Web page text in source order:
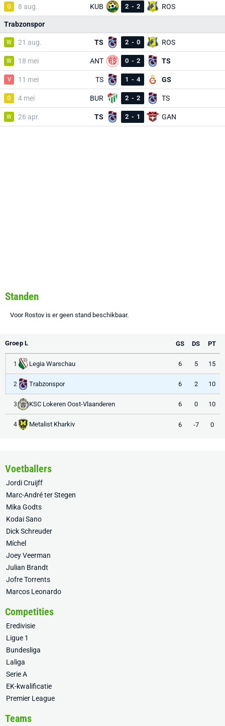
G 8 aug. KUB 2 - 2 ROS
Trabzonspor
W 21 aug. TS 2 - 0 ROS
W 18 mei ANT 0 - 2 TS
V 11 mei TS 1 - 4 GS
G 4 mei BUR 2 - 2 TS
W 26 apr. TS 2 - 1 GAN
Standen
Voor Rostov is er geen stand beschikbaar.
Groep L GS DS PT
1 Legia Warschau 6 5 15
2 Trabzonspor 6 2 10
3 KSC Lokeren Oost-Vlaanderen 6 0 10
4 Metalist Kharkiv 6 -7 0
Voetballers
Jordi Cruijff
Marc-André ter Stegen
Mika Godts
Kodai Sano
Dick Schreuder
Míchel
Joey Veerman
Julian Brandt
Jofre Torrents
Marcos Leonardo
Competities
Eredivisie
Ligue 1
Bundesliga
Laliga
Serie A
EK-kwalificatie
Premier League
Teams